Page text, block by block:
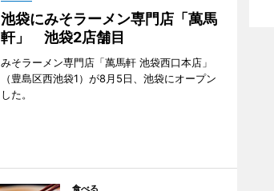
池袋にみそラーメン専門店「萬馬
軒」 池袋2店舗目
みそラーメン専門店「萬馬軒 池袋西口本店」
（豊島区西池袋1）が8月5日、池袋にオープン
した。
食べる